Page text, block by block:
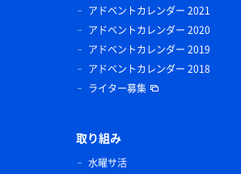
アドベントカレンダー 2021
アドベントカレンダー 2020
アドベントカレンダー 2019
アドベントカレンダー 2018
ライター募集
取り組み
水曜サ活